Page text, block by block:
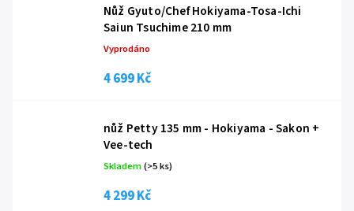
Nůž Gyuto/Chef Hokiyama-Tosa-Ichi
Saiun Tsuchime 210 mm
Vyprodáno
4 699 Kč
nůž Petty 135 mm - Hokiyama - Sakon +
Vee-tech
Skladem(>5 ks)
4 299 Kč